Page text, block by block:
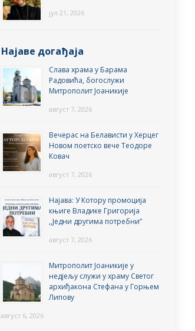
јул 21, 2026
Најаве догађаја
Слава храма у Барама
Радовића, богослужи
Митрополит Јоаникије
август 7, 2026
Вечерас на Белависти у Херцег
Новом поетско вече Теодоре
Ковач
август 7, 2026
Најава: У Котору промоција
књиге Владике Григорија
,,Једни другима потребни”
август 7, 2026
Митрополит Јоаникије у
недјељу служи у храму Светог
архиђакона Стефана у Горњем
Липову
август 6, 2026